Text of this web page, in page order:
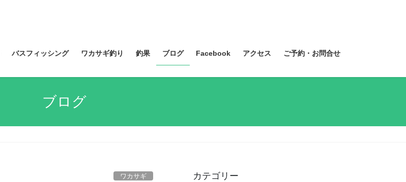
バスフィッシング ワカサギ釣り 釣果 ブログ Facebook アクセス ご予約・お問合せ
ブログ
ワカサギ カテゴリー